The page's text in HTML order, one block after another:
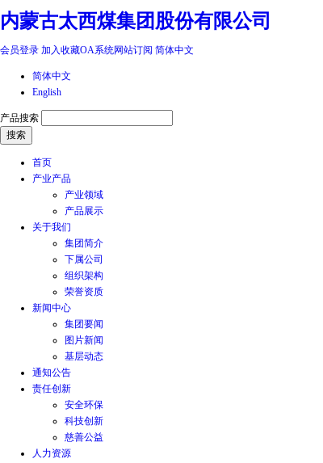
内蒙古太西煤集团股份有限公司
会员登录 加入收藏OA系统网站订阅 简体中文
简体中文
English
产品搜索
首页
产业产品
产业领域
产品展示
关于我们
集团简介
下属公司
组织架构
荣誉资质
新闻中心
集团要闻
图片新闻
基层动态
通知公告
责任创新
安全环保
科技创新
慈善公益
人力资源